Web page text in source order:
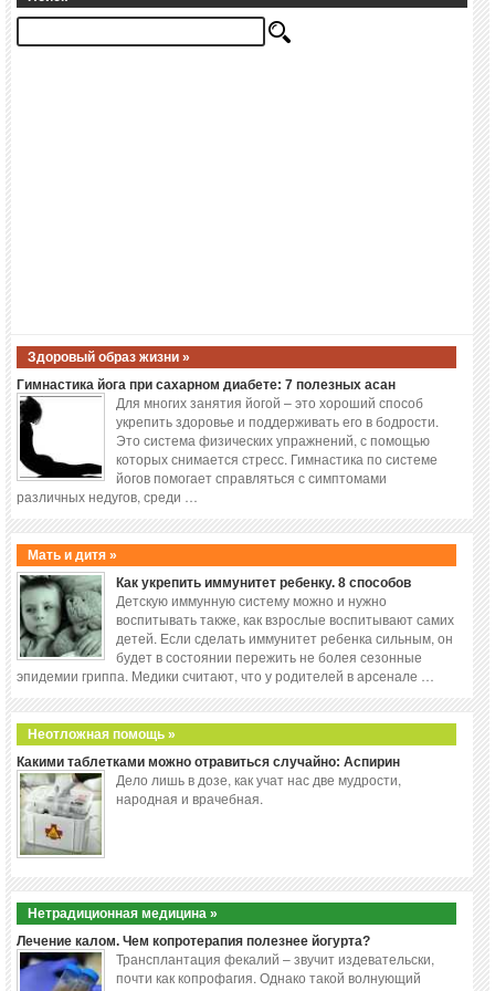
Здоровый образ жизни »
Гимнастика йога при сахарном диабете: 7 полезных асан
Для многих занятия йогой – это хороший способ
укрепить здоровье и поддерживать его в бодрости.
Это система физических упражнений, с помощью
которых снимается стресс. Гимнастика по системе
йогов помогает справляться с симптомами
различных недугов, среди …
Мать и дитя »
Как укрепить иммунитет ребенку. 8 способов
Детскую иммунную систему можно и нужно
воспитывать также, как взрослые воспитывают самих
детей. Если сделать иммунитет ребенка сильным, он
будет в состоянии пережить не болея сезонные
эпидемии гриппа. Медики считают, что у родителей в арсенале …
Неотложная помощь »
Какими таблетками можно отравиться случайно: Аспирин
Дело лишь в дозе, как учат нас две мудрости,
народная и врачебная.
Нетрадиционная медицина »
Лечение калом. Чем копротерапия полезнее йогурта?
Трансплантация фекалий – звучит издевательски,
почти как копрофагия. Однако такой волнующий